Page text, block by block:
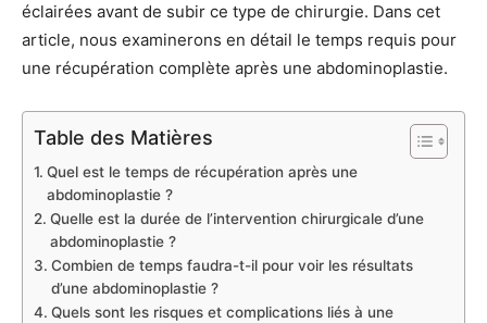
éclairées avant de subir ce type de chirurgie. Dans cet
article, nous examinerons en détail le temps requis pour
une récupération complète après une abdominoplastie.
Table des Matières
Quel est le temps de récupération après une
abdominoplastie ?
Quelle est la durée de l’intervention chirurgicale d’une
abdominoplastie ?
Combien de temps faudra-t-il pour voir les résultats
d’une abdominoplastie ?
Quels sont les risques et complications liés à une